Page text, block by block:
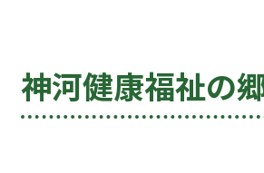
神河健康福祉の